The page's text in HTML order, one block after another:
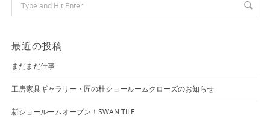
最近の投稿
まだまだ仕事
工房家具ギャラリー・匠の杜ショールームクローズのお知らせ
新ショールームオープン！SWAN TILE